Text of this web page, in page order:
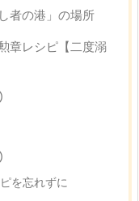
者の港」の場所
章レシピ【二度溺
を忘れずに